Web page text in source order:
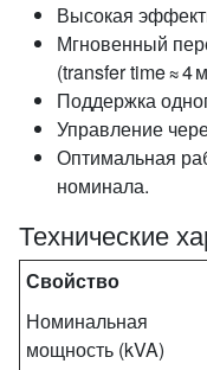
Высокая
Мгновенный
(transfer time ≈ 4
Поддержка
Управление
Оптимальная
номинала.
Технические
Свойство
Номинальная
мощность (kVA)